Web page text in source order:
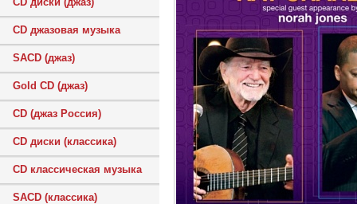
CD джазовая музыка
SACD (джаз)
Gold CD (джаз)
CD (джаз Россия)
CD диски (классика)
CD классическая музыка
SACD (классика)